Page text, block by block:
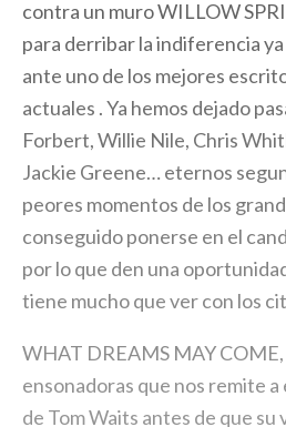
contra un muro WILLOW
para derribar la indiferencia
ante uno de los mejores
actuales . Ya hemos dejado
Forbert, Willie Nile, Chris
Jackie Greene… eternos
peores momentos de los
conseguido ponerse en el
por lo que den una
tiene mucho que ver con los
WHAT DREAMS MAY
ensonadoras que nos remite a
de Tom Waits antes de que